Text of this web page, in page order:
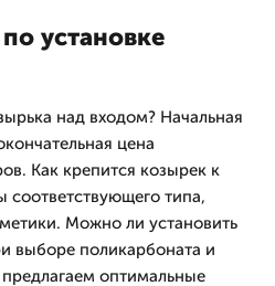
установке
над входом? Начальная
цена
Как крепится козырек к
соответствующего типа,
Можно ли установить
выборе поликарбоната и
оптимальные